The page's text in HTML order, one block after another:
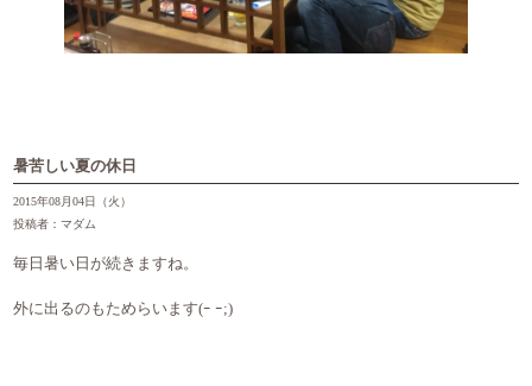
暑苦しい夏の休日
2015年08月04日（火）
投稿者：マダム
毎日暑い日が続きますね。
外に出るのもためらいます(ｰ ｰ;)